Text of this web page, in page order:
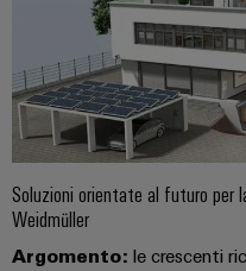
Soluzioni orientate al futuro per
Weidmüller
Argomento: le crescenti